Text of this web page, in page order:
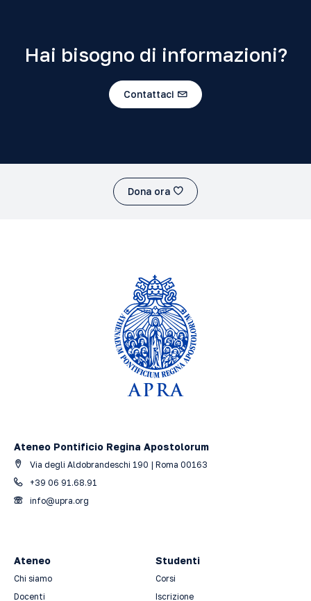
Hai bisogno di informazioni?
Contattaci
Dona ora
Ateneo Pontificio Regina Apostolorum
Via degli Aldobrandeschi 190 | Roma 00163
+39 06 91.68.91
info@upra.org
Ateneo
Chi siamo
Docenti
Studenti
Corsi
Iscrizione